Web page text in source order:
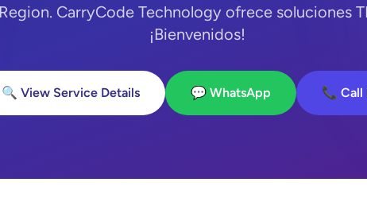
CarryCode Technology ofrece soluciones
¡Bienvenidos!
🔍 View Service Details 💬 WhatsApp 📞 Call